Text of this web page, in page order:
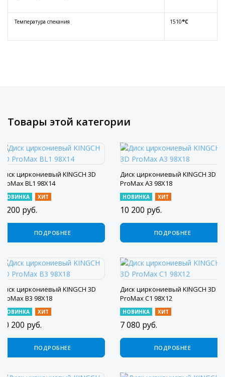
Температура спекания 1510°C
Товары этой категории
Диск циркониевый KINGCH 3D
ProMax BL1 98X14
НОВИНКА ХИТ
8 200 руб.
ПОДРОБНЕЕ
Диск циркониевый KINGCH 3D
ProMax A3 98X18
НОВИНКА ХИТ
10 200 руб.
ПОДРОБНЕЕ
Диск циркониевый KINGCH 3D
ProMax B3 98X18
НОВИНКА ХИТ
10 200 руб.
ПОДРОБНЕЕ
Диск циркониевый KINGCH 3D
ProMax C1 98X12
НОВИНКА ХИТ
7 080 руб.
ПОДРОБНЕЕ